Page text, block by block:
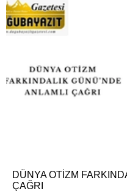
DÜNYA OTİZM
ÇAĞRI